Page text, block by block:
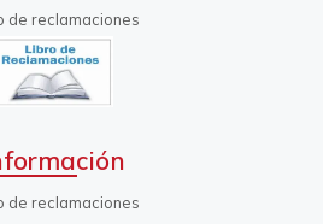
de reclamaciones
de reclamaciones